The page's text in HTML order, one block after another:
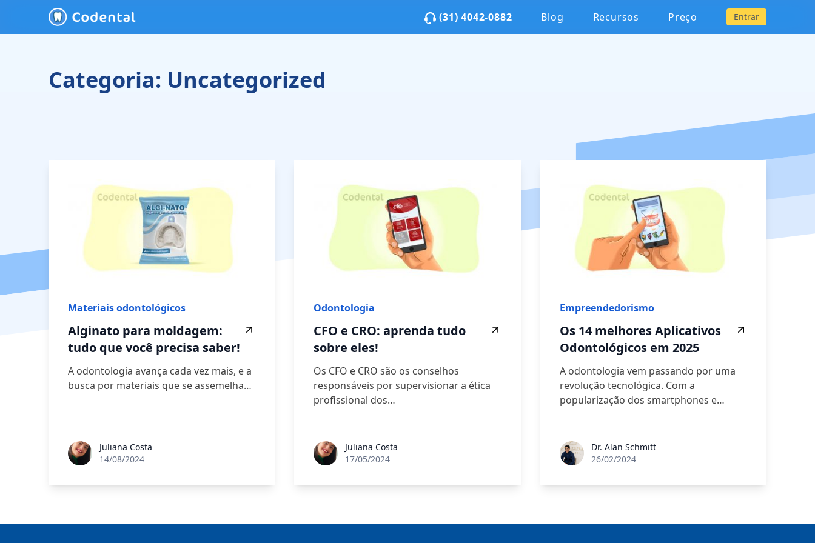
(31) 4042-0882 Blog Recursos Preço Entrar
Categoria: Uncategorized
Materiais odontológicos
Alginato para moldagem:
tudo que você precisa saber!
A odontologia avança cada vez mais, e a
busca por materiais que se assemelha…
Juliana Costa
14/08/2024
Odontologia
CFO e CRO: aprenda tudo
sobre eles!
Os CFO e CRO são os conselhos
responsáveis por supervisionar a ética
profissional dos…
Juliana Costa
17/05/2024
Empreendedorismo
Os 14 melhores Aplicativos
Odontológicos em 2025
A odontologia vem passando por uma
revolução tecnológica. Com a
popularização dos smartphones e…
Dr. Alan Schmitt
26/02/2024